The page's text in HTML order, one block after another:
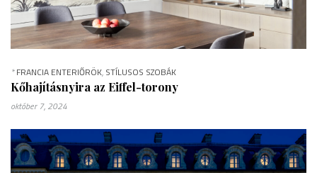
*FRANCIA ENTERIŐRÖK, STÍLUSOS SZOBÁK
Kőhajításnyira az Eiffel-torony
október 7, 2024